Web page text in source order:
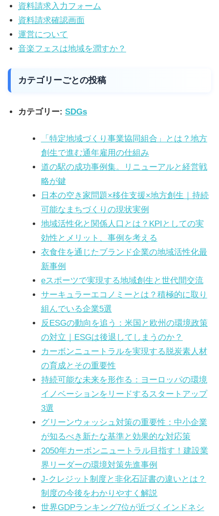
り
組
み
に
い
て
資料請求入力フォーム
資料請求確認画面
運営について
音楽フェスは地域を潤すか？
カテゴリーごとの投稿
カテゴリー: SDGs
「特定地域づくり事業協同組合」とは？地方
創生で進む通年雇用の仕組み
道の駅の成功事例集。リニューアルと経営戦
略が鍵
日本の空き家問題×移住支援×地方創生｜持続
可能なまちづくりの現状実例
地域活性化と関係人口とは？KPIとしての実
効性とメリット、事例を考える
衣食住を通じたブランド企業の地域活性化最
新事例
eスポーツで実現する地域創生と世代間交流
サーキュラーエコノミーとは？積極的に取り
組んでいる企業5選
反ESGの動向を追う：米国と欧州の環境政策
の対立｜ESGは後退してしまうのか？
カーボンニュートラルを実現する脱炭素人材
の育成とその重要性
持続可能な未来を形作る：ヨーロッパの環境
イノベーションをリードするスタートアップ
3選
グリーンウォッシュ対策の重要性：中小企業
が知るべき新たな基準と効果的な対応策
2050年カーボンニュートラル目指す！建設業
界リーダーの環境対策先進事例
J-クレジット制度と非化石証書の違いとは？
制度の今後をわかりやすく解説
世界GDPランキング7位が近づくインドネシ